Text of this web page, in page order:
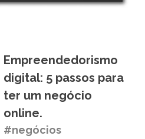
Empreendedorismo
digital: 5 passos para
ter um negócio
online.
#negócios